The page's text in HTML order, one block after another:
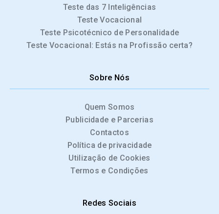
Teste das 7 Inteligências
Teste Vocacional
Teste Psicotécnico de Personalidade
Teste Vocacional: Estás na Profissão certa?
Sobre Nós
Quem Somos
Publicidade e Parcerias
Contactos
Política de privacidade
Utilização de Cookies
Termos e Condições
Redes Sociais